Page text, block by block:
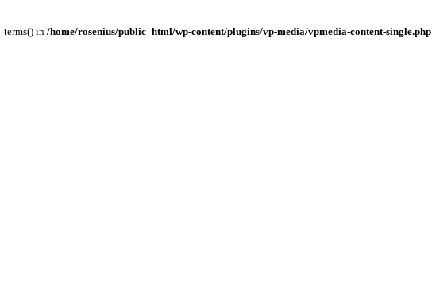
in /home/rosenius/public_html/wp-content/plugins/vp-media/vpmedia-content-single.php